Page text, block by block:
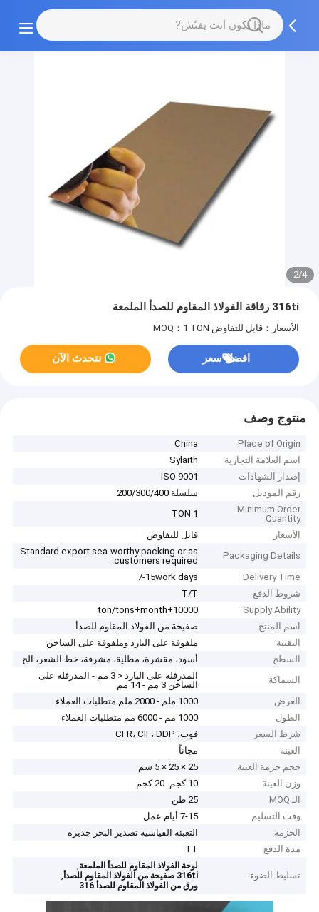
2/4
316ti رقاقة الفولاذ المقاوم للصدأ الملمعة
الأسعار：قابل للتفاوض MOQ：1 TON
افضل سعر نتحدث الآن
منتوج وصف
Place of Origin
China
اسم العلامة التجارية
Sylaith
إصدار الشهادات
ISO 9001
رقم الموديل
سلسلة 200/300/400
Minimum Order
Quantity
1 TON
الأسعار
قابل للتفاوض
Packaging Details
Standard export sea-worthy packing or as
customers required.
Delivery Time
7-15work days
شروط الدفع
T/T
Supply Ability
10000+ton/tons+month
اسم المنتج
صفيحة من الفولاذ المقاوم للصدأ
التقنية
ملفوفة على البارد وملفوفة على الساخن
السطح
أسود، مقشرة، مطلية، مشرقة، خط الشعر، الخ
السماكة
المدرفلة على البارد < 3 مم - المدرفلة على
الساخن 3 مم - 14 مم
العرض
1000 ملم - 2000 ملم متطلبات العملاء
الطول
1000 مم - 6000 مم متطلبات العملاء
شرط السعر
فوب، CFR، CIF، DDP
العينة
مجاناً
حجم حزمة العينة
25 × 25 × 5 سم
وزن العينة
10 كجم -20 كجم
الـ MOQ
25 طن
وقت التسليم
7-15 أيام عمل
الحزمة
التعبئة القياسية تصدير البحر جديرة
مدة الدفع
TT
تسليط الضوء:
لوحة الفولاذ المقاوم للصدأ الملمعة,
316ti صفيحة من الفولاذ المقاوم للصدأ ,
ورق من الفولاذ المقاوم للصدأ 316